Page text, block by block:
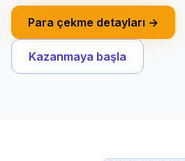
Para çekme detayları →
Kazanmaya başla